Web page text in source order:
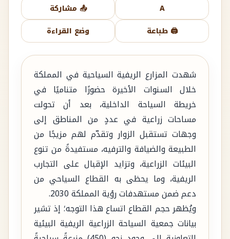
A
📤 مشاركة
🖨️ طباعة
وضع القراءة
شهدت المزارع الريفية السياحية في المملكة
خلال السنوات الأخيرة حضورًا متناميًا في
خريطة السياحة الداخلية، بعد أن تحولت
مساحات زراعية في عددٍ من المناطق إلى
وجهات تستقبل الزوار وتقدّم لهم مزيجًا من
الطبيعة والضيافة والترفيه، مستفيدةً من تنوع
البيئات الزراعية، وتزايد الإقبال على التجارب
الريفية، وما يحظى به القطاع السياحي من
دعم ضمن مستهدفات رؤية المملكة 2030.
ويُظهر حجم القطاع اتساع هذا التوجه؛ إذ تشير
بيانات جمعية السياحة الزراعية الريفية البيئية